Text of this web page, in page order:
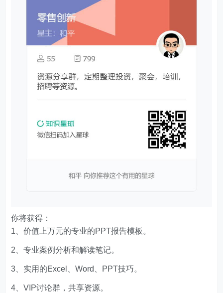
你将获得：
1、价值上万元的专业的PPT报告模板。
2、专业案例分析和解读笔记。
3、实用的Excel、Word、PPT技巧。
4、VIP讨论群，共享资源。